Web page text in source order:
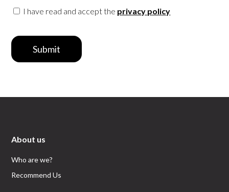
I have read and accept the privacy policy
Submit
About us
Who are we?
Recommend Us